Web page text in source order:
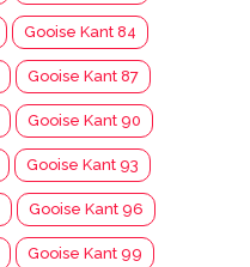
Gooise Kant 84
Gooise Kant 87
Gooise Kant 90
Gooise Kant 93
Gooise Kant 96
Gooise Kant 99